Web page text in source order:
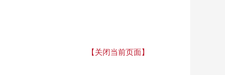
【关闭当前页面】